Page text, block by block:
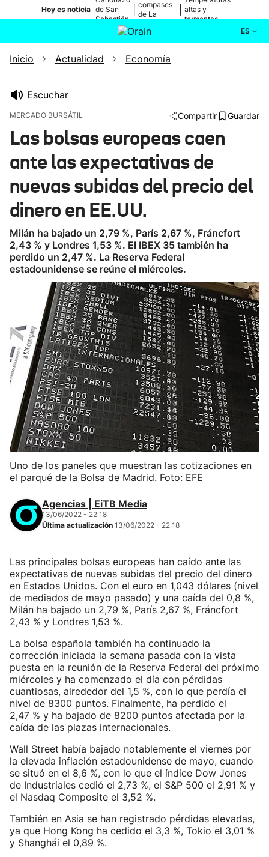
Hoy es noticia de San
Sebastián
compases
de La
altas y
tormentas
ES
Buscador Actualidad
Ikusmiran
Eguraldia
Inicio Actualidad Economía
Escuchar
MERCADO BURSÁTIL Compartir Guardar
Las bolsas europeas caen
ante las expectativas de
nuevas subidas del precio del
dinero en EE.UU.
Milán ha bajado un 2,79 %, París 2,67 %, Fráncfort
2,43 % y Londres 1,53 %. El IBEX 35 también ha
perdido un 2,47 %. La Reserva Federal
estadounidense se reúne el miércoles.
Uno de los paneles que muestran las cotizaciones en
el parqué de la Bolsa de Madrid. Foto: EFE
Agencias | EiTB Media
13/06/2022 - 22:18
Última actualización 13/06/2022 - 22:18
Las principales bolsas europeas han caído ante las
expectativas de nuevas subidas del precio del dinero
en Estados Unidos. Con el euro en 1,043 dólares (nivel
de mediados de mayo pasado) y una caída del 0,8 %,
Milán ha bajado un 2,79 %, París 2,67 %, Fráncfort
2,43 % y Londres 1,53 %.
La bolsa española también ha continuado la
corrección iniciada la semana pasada con la vista
puesta en la reunión de la Reserva Federal del próximo
miércoles y ha comenzado el día con pérdidas
cuantiosas, alrededor del 1,5 %, con lo que perdía el
nivel de 8300 puntos. Finalmente, ha perdido el
2,47 % y ha bajado de 8200 puntos afectada por la
caída de las plazas internacionales.
Wall Street había bajado notablemente el viernes por
la elevada inflación estadounidense de mayo, cuando
se situó en el 8,6 %, con lo que el índice Dow Jones
de Industriales cedió el 2,73 %, el S&P 500 el 2,91 % y
el Nasdaq Composite el 3,52 %.
También en Asia se han registrado pérdidas elevadas,
ya que Hong Kong ha cedido el 3,3 %, Tokio el 3,01 %
y Shanghái el 0,89 %.